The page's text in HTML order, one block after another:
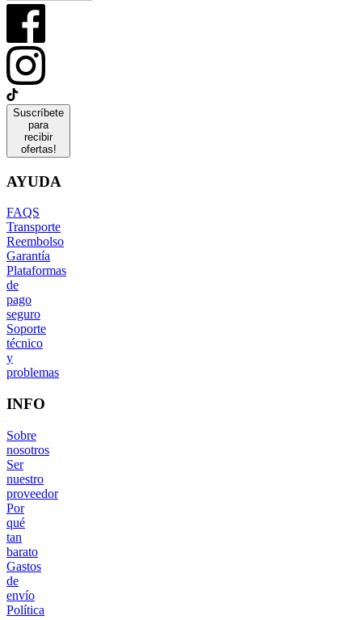
Suscríbete
para
recibir
ofertas!
AYUDA
FAQS
Transporte
Reembolso
Garantía
Plataformas
de
pago
seguro
Soporte
técnico
y
problemas
INFO
Sobre
nosotros
Ser
nuestro
proveedor
Por
qué
tan
barato
Gastos
de
envío
Política